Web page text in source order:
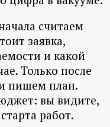
считаем
заявка,
и какой
Только после
пишем план.
вы видите,
работ.